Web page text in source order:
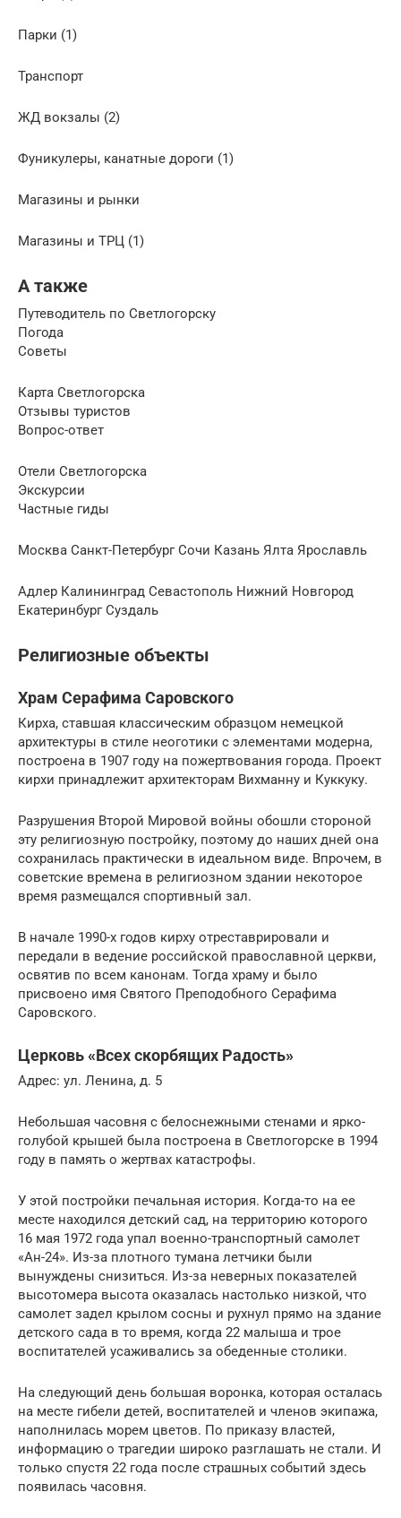
Парки (1)
Транспорт
ЖД вокзалы (2)
Фуникулеры, канатные дороги (1)
Магазины и рынки
Магазины и ТРЦ (1)
А также
Путеводитель по Светлогорску
Погода
Советы
Карта Светлогорска
Отзывы туристов
Вопрос-ответ
Отели Светлогорска
Экскурсии
Частные гиды
Москва Санкт-Петербург Сочи Казань Ялта Ярославль
Адлер Калининград Севастополь Нижний Новгород
Екатеринбург Суздаль
Религиозные объекты
Храм Серафима Саровского
Кирха, ставшая классическим образцом немецкой
архитектуры в стиле неоготики с элементами модерна,
построена в 1907 году на пожертвования города. Проект
кирхи принадлежит архитекторам Вихманну и Куккуку.
Разрушения Второй Мировой войны обошли стороной
эту религиозную постройку, поэтому до наших дней она
сохранилась практически в идеальном виде. Впрочем, в
советские времена в религиозном здании некоторое
время размещался спортивный зал.
В начале 1990-х годов кирху отреставрировали и
передали в ведение российской православной церкви,
освятив по всем канонам. Тогда храму и было
присвоено имя Святого Преподобного Серафима
Саровского.
Церковь «Всех скорбящих Радость»
Адрес: ул. Ленина, д. 5
Небольшая часовня с белоснежными стенами и ярко-
голубой крышей была построена в Светлогорске в 1994
году в память о жертвах катастрофы.
У этой постройки печальная история. Когда-то на ее
месте находился детский сад, на территорию которого
16 мая 1972 года упал военно-транспортный самолет
«Ан-24». Из-за плотного тумана летчики были
вынуждены снизиться. Из-за неверных показателей
высотомера высота оказалась настолько низкой, что
самолет задел крылом сосны и рухнул прямо на здание
детского сада в то время, когда 22 малыша и трое
воспитателей усаживались за обеденные столики.
На следующий день большая воронка, которая осталась
на месте гибели детей, воспитателей и членов экипажа,
наполнилась морем цветов. По приказу властей,
информацию о трагедии широко разглашать не стали. И
только спустя 22 года после страшных событий здесь
появилась часовня.